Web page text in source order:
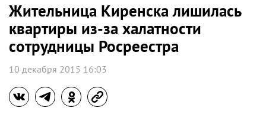
Жительница Киренска лишилась
квартиры из-за халатности
сотрудницы Росреестра
10 декабря 2015 16:03